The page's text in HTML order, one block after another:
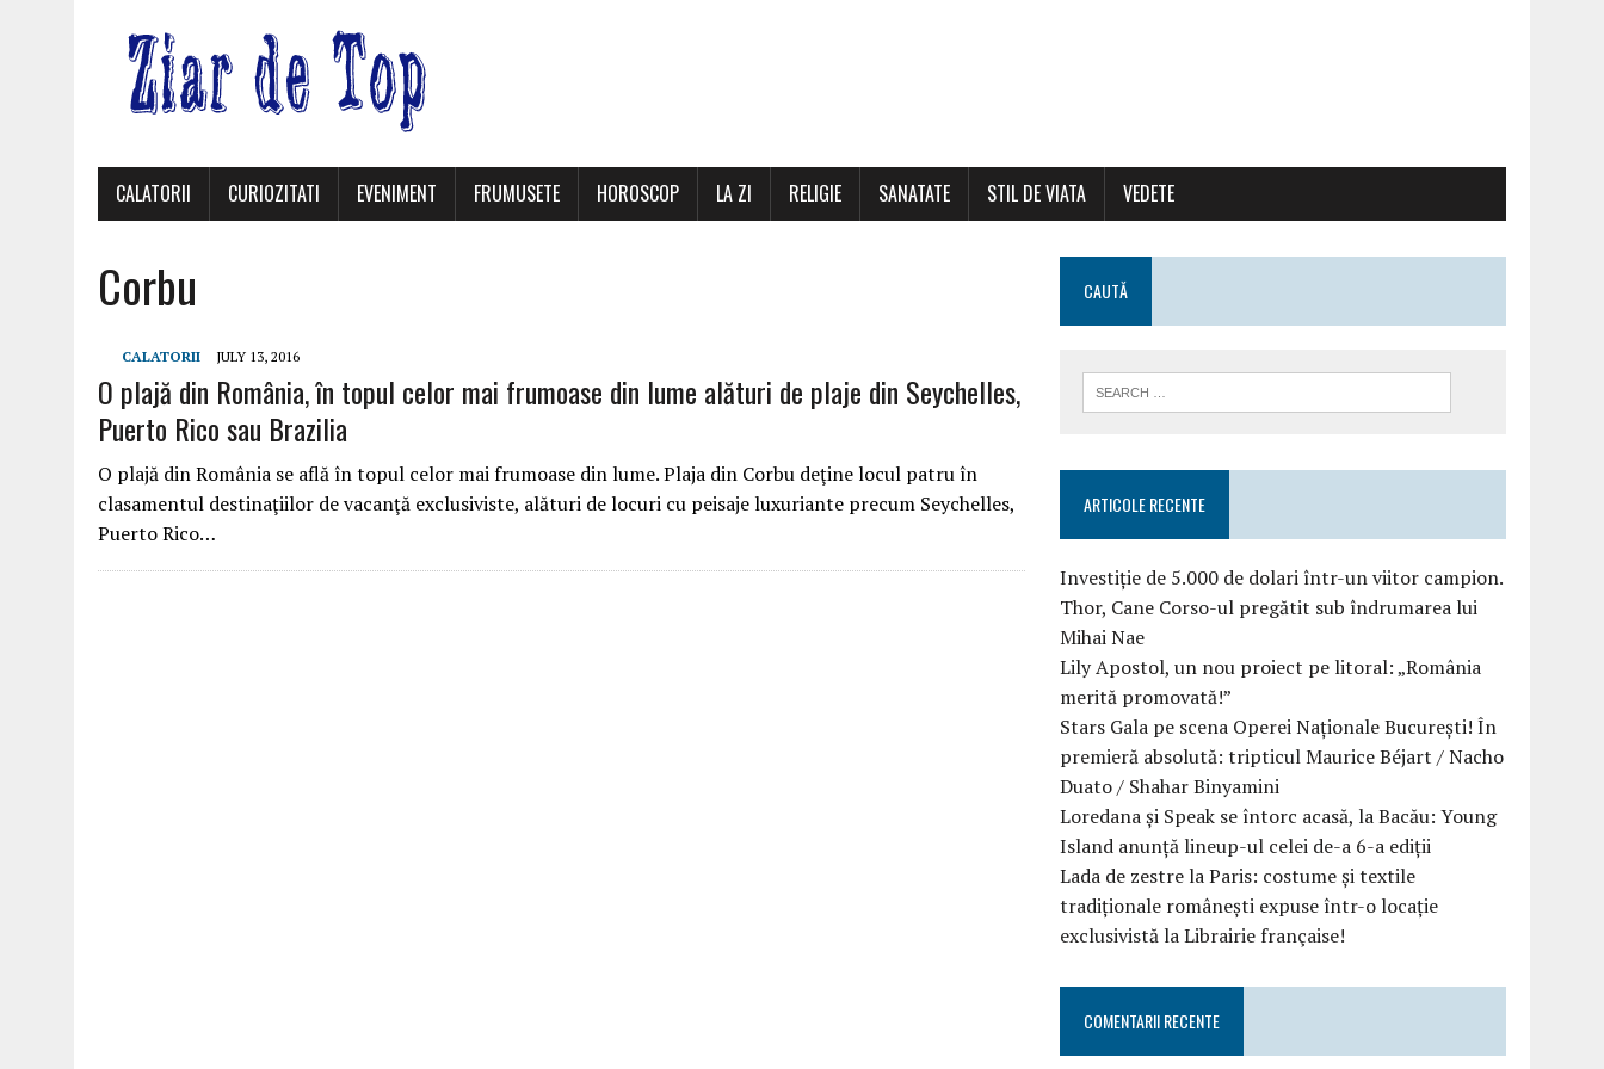
CALATORII CURIOZITATI EVENIMENT FRUMUSETE HOROSCOP LA ZI RELIGIE SANATATE STIL DE VIATA VEDETE
Corbu
CALATORII JULY 13, 2016
O plajă din România, în topul celor mai frumoase din lume alături de plaje din Seychelles,
Puerto Rico sau Brazilia
O plajă din România se află în topul celor mai frumoase din lume. Plaja din Corbu deţine locul patru în
clasamentul destinaţiilor de vacanţă exclusiviste, alături de locuri cu peisaje luxuriante precum Seychelles,
Puerto Rico…
CAUTĂ
ARTICOLE RECENTE
Investiție de 5.000 de dolari într-un viitor campion.
Thor, Cane Corso-ul pregătit sub îndrumarea lui
Mihai Nae
Lily Apostol, un nou proiect pe litoral: „România
merită promovată!”
Stars Gala pe scena Operei Naționale București! În
premieră absolută: tripticul Maurice Béjart / Nacho
Duato / Shahar Binyamini
Loredana și Speak se întorc acasă, la Bacău: Young
Island anunță lineup-ul celei de-a 6-a ediții
Lada de zestre la Paris: costume și textile
tradiționale românești expuse într-o locație
exclusivistă la Librairie française!
COMENTARII RECENTE